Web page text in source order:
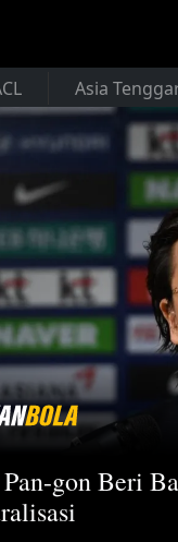
Asia
gon Beri